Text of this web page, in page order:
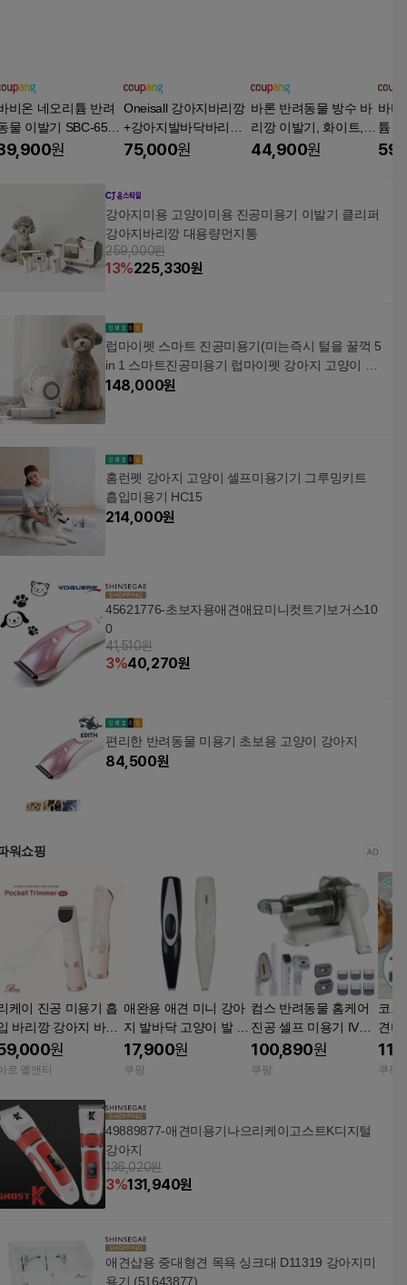
비온 네오리튬 반려
물 이발기 SBC-650,
랙, 1개 원
Oneisall 강아지바리깡
+강아지발바닥바리깡
미용키트 | 소형견 전용
75,000원
바론 반려동물 방수 바
리깡 이발기, 화이트, 1
개
44,900원
바비
튬
10,
강아지미용 고양이미용 진공미용기 이발기 클리퍼
강아지바리깡 대용량먼지통
259,000원
13%225,330원
럽마이펫 스마트 진공미용기(미는즉시 털을 꿀꺽 5
in 1 스마트진공미용기 럽마이펫 강아지 고양이 이
발기)
148,000원
홈런펫 강아지 고양이 셀프미용기기 그루밍키트
흡입미용기 HC15
214,000원
45621776-초보자용애견애묘미니컷트기보거스10
0
41,510원
3%40,270원
편리한 반려동물 미용기 초보용 고양이 강아지
84,500원
워쇼핑
케이 진공 미용기 흡
바리깡 강아지 바리
클리퍼 포켓트리머
선 무호스
원
로 엘앤티
애완용 애견 미니 강아
지 발바닥 고양이 발 발
털 털 바리깡 클리퍼 이
발기 미용기구 미용기
17,900원
쿠팡
컴스 반려동물 홈케어
진공 셀프 미용기 IV98
0 강아지 고양이 겸용
바리깡 애견용품 저소
100,890원
쿠팡
코코
견미
탈케
쿠팡
49889877-애견미용기나으리케이고스트K디지털
강아지
136,020원
3%131,940원
애견샵용 중대형견 목욕 싱크대 D11319 강아지미
용기 (51643877)